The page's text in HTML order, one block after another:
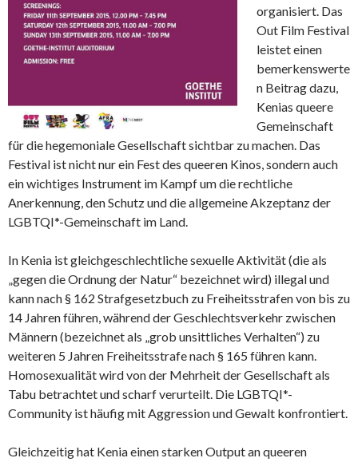
organisiert. Das
Out Film Festival
leistet einen
bemerkenswerte
n Beitrag dazu,
Kenias queere
Gemeinschaft
für die hegemoniale Gesellschaft sichtbar zu machen. Das
Festival ist nicht nur ein Fest des queeren Kinos, sondern auch
ein wichtiges Instrument im Kampf um die rechtliche
Anerkennung, den Schutz und die allgemeine Akzeptanz der
LGBTQI*-Gemeinschaft im Land.
In Kenia ist gleichgeschlechtliche sexuelle Aktivität (die als
„gegen die Ordnung der Natur“ bezeichnet wird) illegal und
kann nach § 162 Strafgesetzbuch zu Freiheitsstrafen von bis zu
14 Jahren führen, während der Geschlechtsverkehr zwischen
Männern (bezeichnet als „grob unsittliches Verhalten“) zu
weiteren 5 Jahren Freiheitsstrafe nach § 165 führen kann.
Homosexualität wird von der Mehrheit der Gesellschaft als
Tabu betrachtet und scharf verurteilt. Die LGBTQI*-
Community ist häufig mit Aggression und Gewalt konfrontiert.
Gleichzeitig hat Kenia einen starken Output an queeren